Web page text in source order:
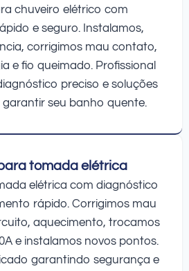
chuveiro elétrico com
e seguro. Instalamos,
corrigimos mau contato,
e fio queimado. Profissional
preciso e soluções
seu banho quente.
tomada elétrica
elétrica com diagnóstico
rápido. Corrigimos mau
aquecimento, trocamos
e instalamos novos pontos.
garantindo segurança e